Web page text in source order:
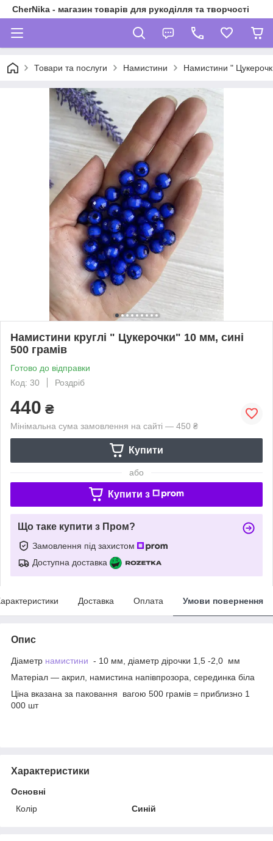
CherNika - магазин товарів для рукоділля та творчості
Товари та послуги Намистини Намистини "
Намистини круглі " Цукерочки" 10 мм, сині
500 грамів
Готово до відправки
Код: 30
Роздріб
440 ₴
Мінімальна сума замовлення на сайті — 450 ₴
Купити
або
Купити з
Що таке купити з Пром?
Замовлення під захистом
Доступна доставка
Доставка Оплата Умови повернення
Опис
Діаметр намистини - 10 мм, діаметр дірочки 1,5 -2,0 мм
Матеріал — акрил, намистина напівпрозора, серединка біла
Ціна вказана за паковання вагою 500 грамів = приблизно 1
000 шт
Характеристики
Основні
Колір
Синій